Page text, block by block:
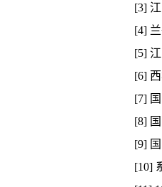
[3]
[4]
[5]
[6]
[7]
[8]
[9]
[10]